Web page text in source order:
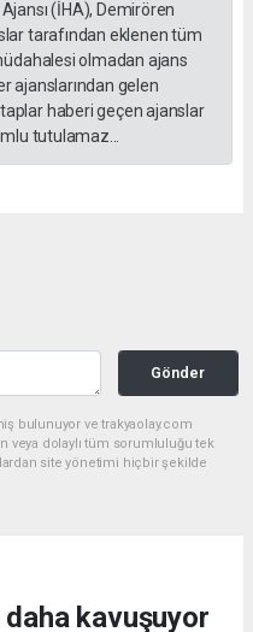
(İHA), Demirören
tarafından eklenen tüm
olmadan ajans
ajanslarından gelen
haberi geçen ajanslar
tutulamaz...
Gönder
bulunuyor ve trakyaolay.com
veya dolaylı tüm sorumluluğu tek
site yönetimi hiçbir şekilde
kavuşuyor